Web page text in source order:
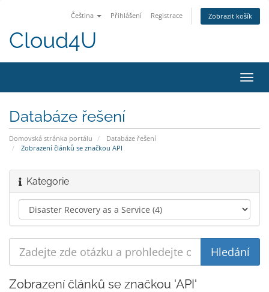
Čeština Přihlášení Registrace Zobrazit košík
Cloud4U
Databáze řešení
Domovská stránka portálu
Databáze řešení
Zobrazení článků se značkou API
Kategorie
Zobrazení článků se značkou 'API'